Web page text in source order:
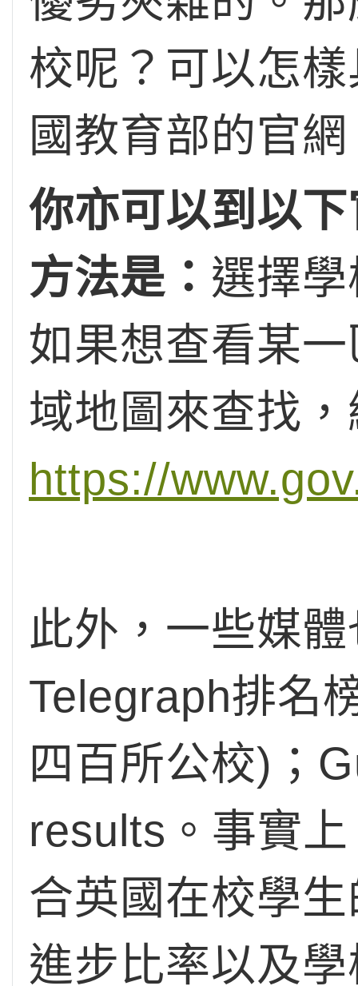
校呢？可以怎
國教育部的官
你亦可以到以
方法是： 選擇
如果想查看某
域地圖來查找
https://
此外，一些媒
Telegraph排名
四百所公校)；
results。事實
合英國在校學
進步比率以及